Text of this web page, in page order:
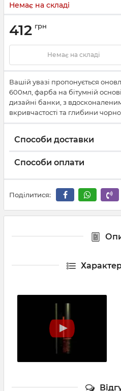
Немає на складі
412 грн
Немає на складі
Вашій увазі пропонується
600мл, фарба на бітумній
дизайні банки, з
вкривчастості та глибини
Способи доставки
Способи оплати
Поділитися: